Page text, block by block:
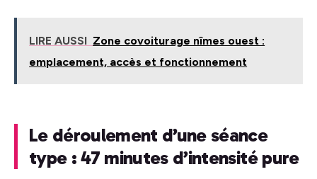
LIRE AUSSI Zone covoiturage nîmes ouest :
emplacement, accès et fonctionnement
Le déroulement d’une séance
type : 47 minutes d’intensité pure